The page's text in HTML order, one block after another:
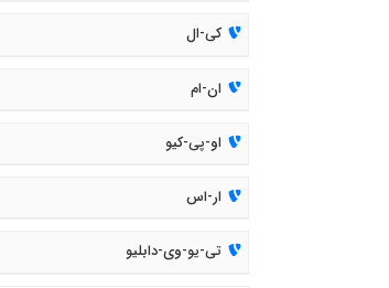
کی-ال
ان-ام
او-پی-کیو
ار-اس
تی-یو-وی-دابلیو